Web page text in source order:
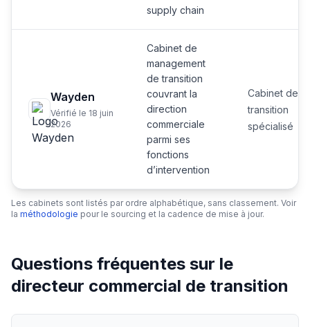
supply chain
Wayden
Vérifié le 18 juin
2026
Cabinet de
management
de transition
couvrant la
direction
commerciale
parmi ses
fonctions
d’intervention
Cabinet de
transition
spécialisé
Les cabinets sont listés par ordre alphabétique, sans classement. Voir
la méthodologie pour le sourcing et la cadence de mise à jour.
Questions fréquentes sur le
directeur commercial de transition